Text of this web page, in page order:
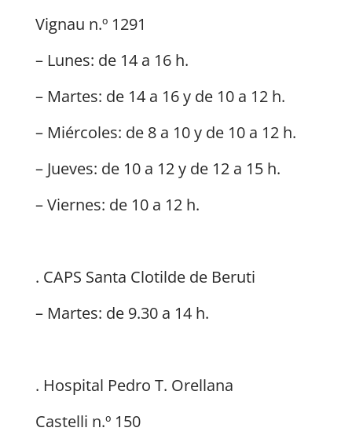
Vignau n.º 1291
– Lunes: de 14 a 16 h.
– Martes: de 14 a 16 y de 10 a 12 h.
– Miércoles: de 8 a 10 y de 10 a 12 h.
– Jueves: de 10 a 12 y de 12 a 15 h.
– Viernes: de 10 a 12 h.
. CAPS Santa Clotilde de Beruti
– Martes: de 9.30 a 14 h.
. Hospital Pedro T. Orellana
Castelli n.º 150